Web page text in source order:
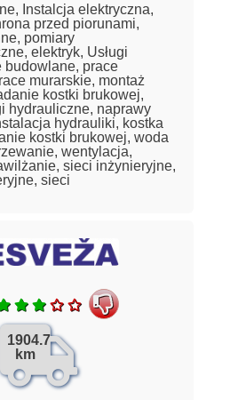
Instalcja elektryczna,
przed piorunami,
pomiary
elektryk, Usługi
budowlane, prace
murarskie, montaż
kostki brukowej,
hydrauliczne, naprawy
hydrauliki, kostka
kostki brukowej, woda
wentylacja,
sieci inżynieryjne,
sieci
1904.7
km